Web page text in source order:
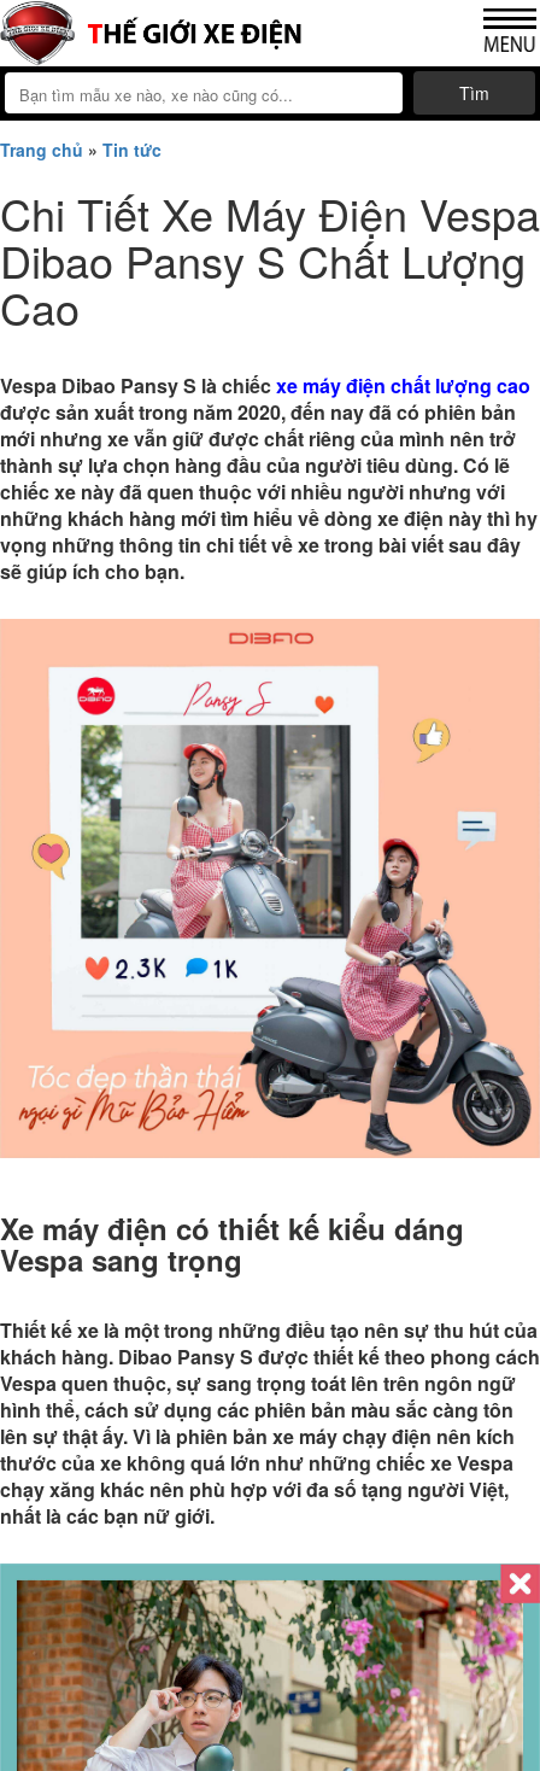
Tìm
Trang chủ » Tin tức
Chi Tiết Xe Máy Điện Vespa
Dibao Pansy S Chất Lượng
Cao
Vespa Dibao Pansy S là chiếcxe máy điện chất lượng cao
được sản xuất trong năm 2020, đến nay đã có phiên bản
mới nhưng xe vẫn giữ được chất riêng của mình nên trở
thành sự lựa chọn hàng đầu của người tiêu dùng. Có lẽ
chiếc xe này đã quen thuộc với nhiều người nhưng với
những khách hàng mới tìm hiểu về dòng xe điện này thì hy
vọng những thông tin chi tiết về xe trong bài viết sau đây
sẽ giúp ích cho bạn.
Xe máy điện có thiết kế kiểu dáng
Vespa sang trọng
Thiết kế xe là một trong những điều tạo nên sự thu hút của
khách hàng. Dibao Pansy S được thiết kế theo phong cách
Vespa quen thuộc, sự sang trọng toát lên trên ngôn ngữ
hình thể, cách sử dụng các phiên bản màu sắc càng tôn
lên sự thật ấy. Vì là phiên bản xe máy chạy điện nên kích
thước của xe không quá lớn như những chiếc xe Vespa
chạy xăng khác nên phù hợp với đa số tạng người Việt,
nhất là các bạn nữ giới.